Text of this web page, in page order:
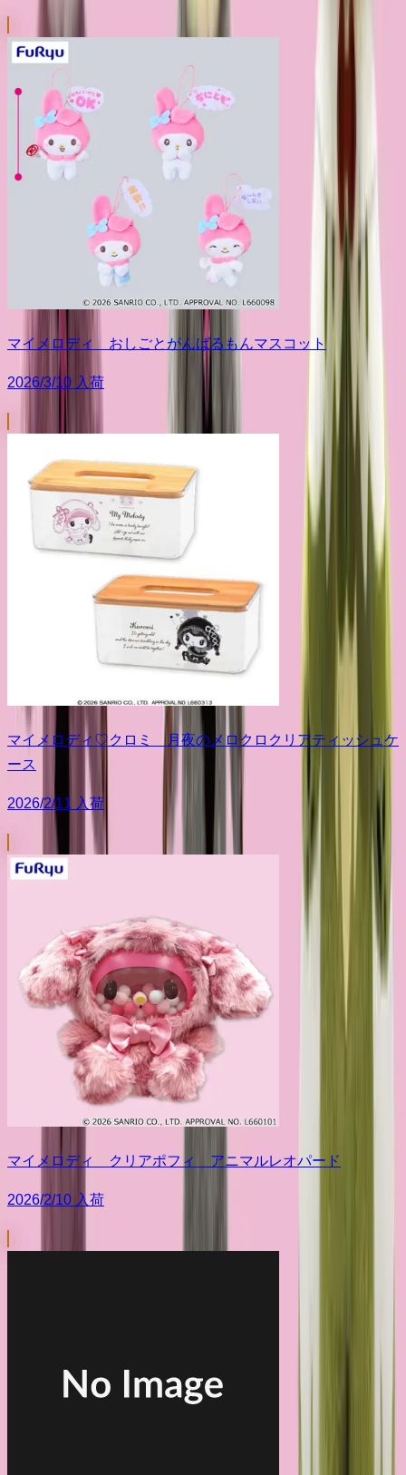
マイメロディ おしごとがんばるもんマスコット
2026/3/10 入荷
マイメロディ♡クロミ 月夜のメロクロクリアティッシュケ
ース
2026/2/11 入荷
マイメロディ クリアポフィ アニマルレオパード
2026/2/10 入荷